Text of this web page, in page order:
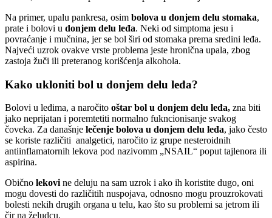
Na primer, upalu pankresa, osim bolova u donjem delu stomaka,
prate i bolovi u donjem delu leđa. Neki od simptoma jesu i
povraćanje i mučnina, jer se bol širi od stomaka prema sredini leđa.
Najveći uzrok ovakve vrste problema jeste hronična upala, zbog
zastoja žuči ili preteranog korišćenja alkohola.
Kako ukloniti bol u donjem delu leđa?
Bolovi u leđima, a naročito oštar bol u donjem delu leđa, zna biti
jako neprijatan i poremtetiti normalno fukncionisanje svakog
čoveka. Za današnje lečenje bolova u donjem delu leđa, jako često
se koriste različiti analgetici, naročito iz grupe nesteroidnih
antiinflamatornih lekova pod nazivomm „NSAIL“ poput tajlenora ili
aspirina.
Obično lekovi ne deluju na sam uzrok i ako ih koristite dugo, oni
mogu dovesti do različitih nuspojava, odnosno mogu prouzrokovati
bolesti nekih drugih organa u telu, kao što su problemi sa jetrom ili
čir na želudcu.